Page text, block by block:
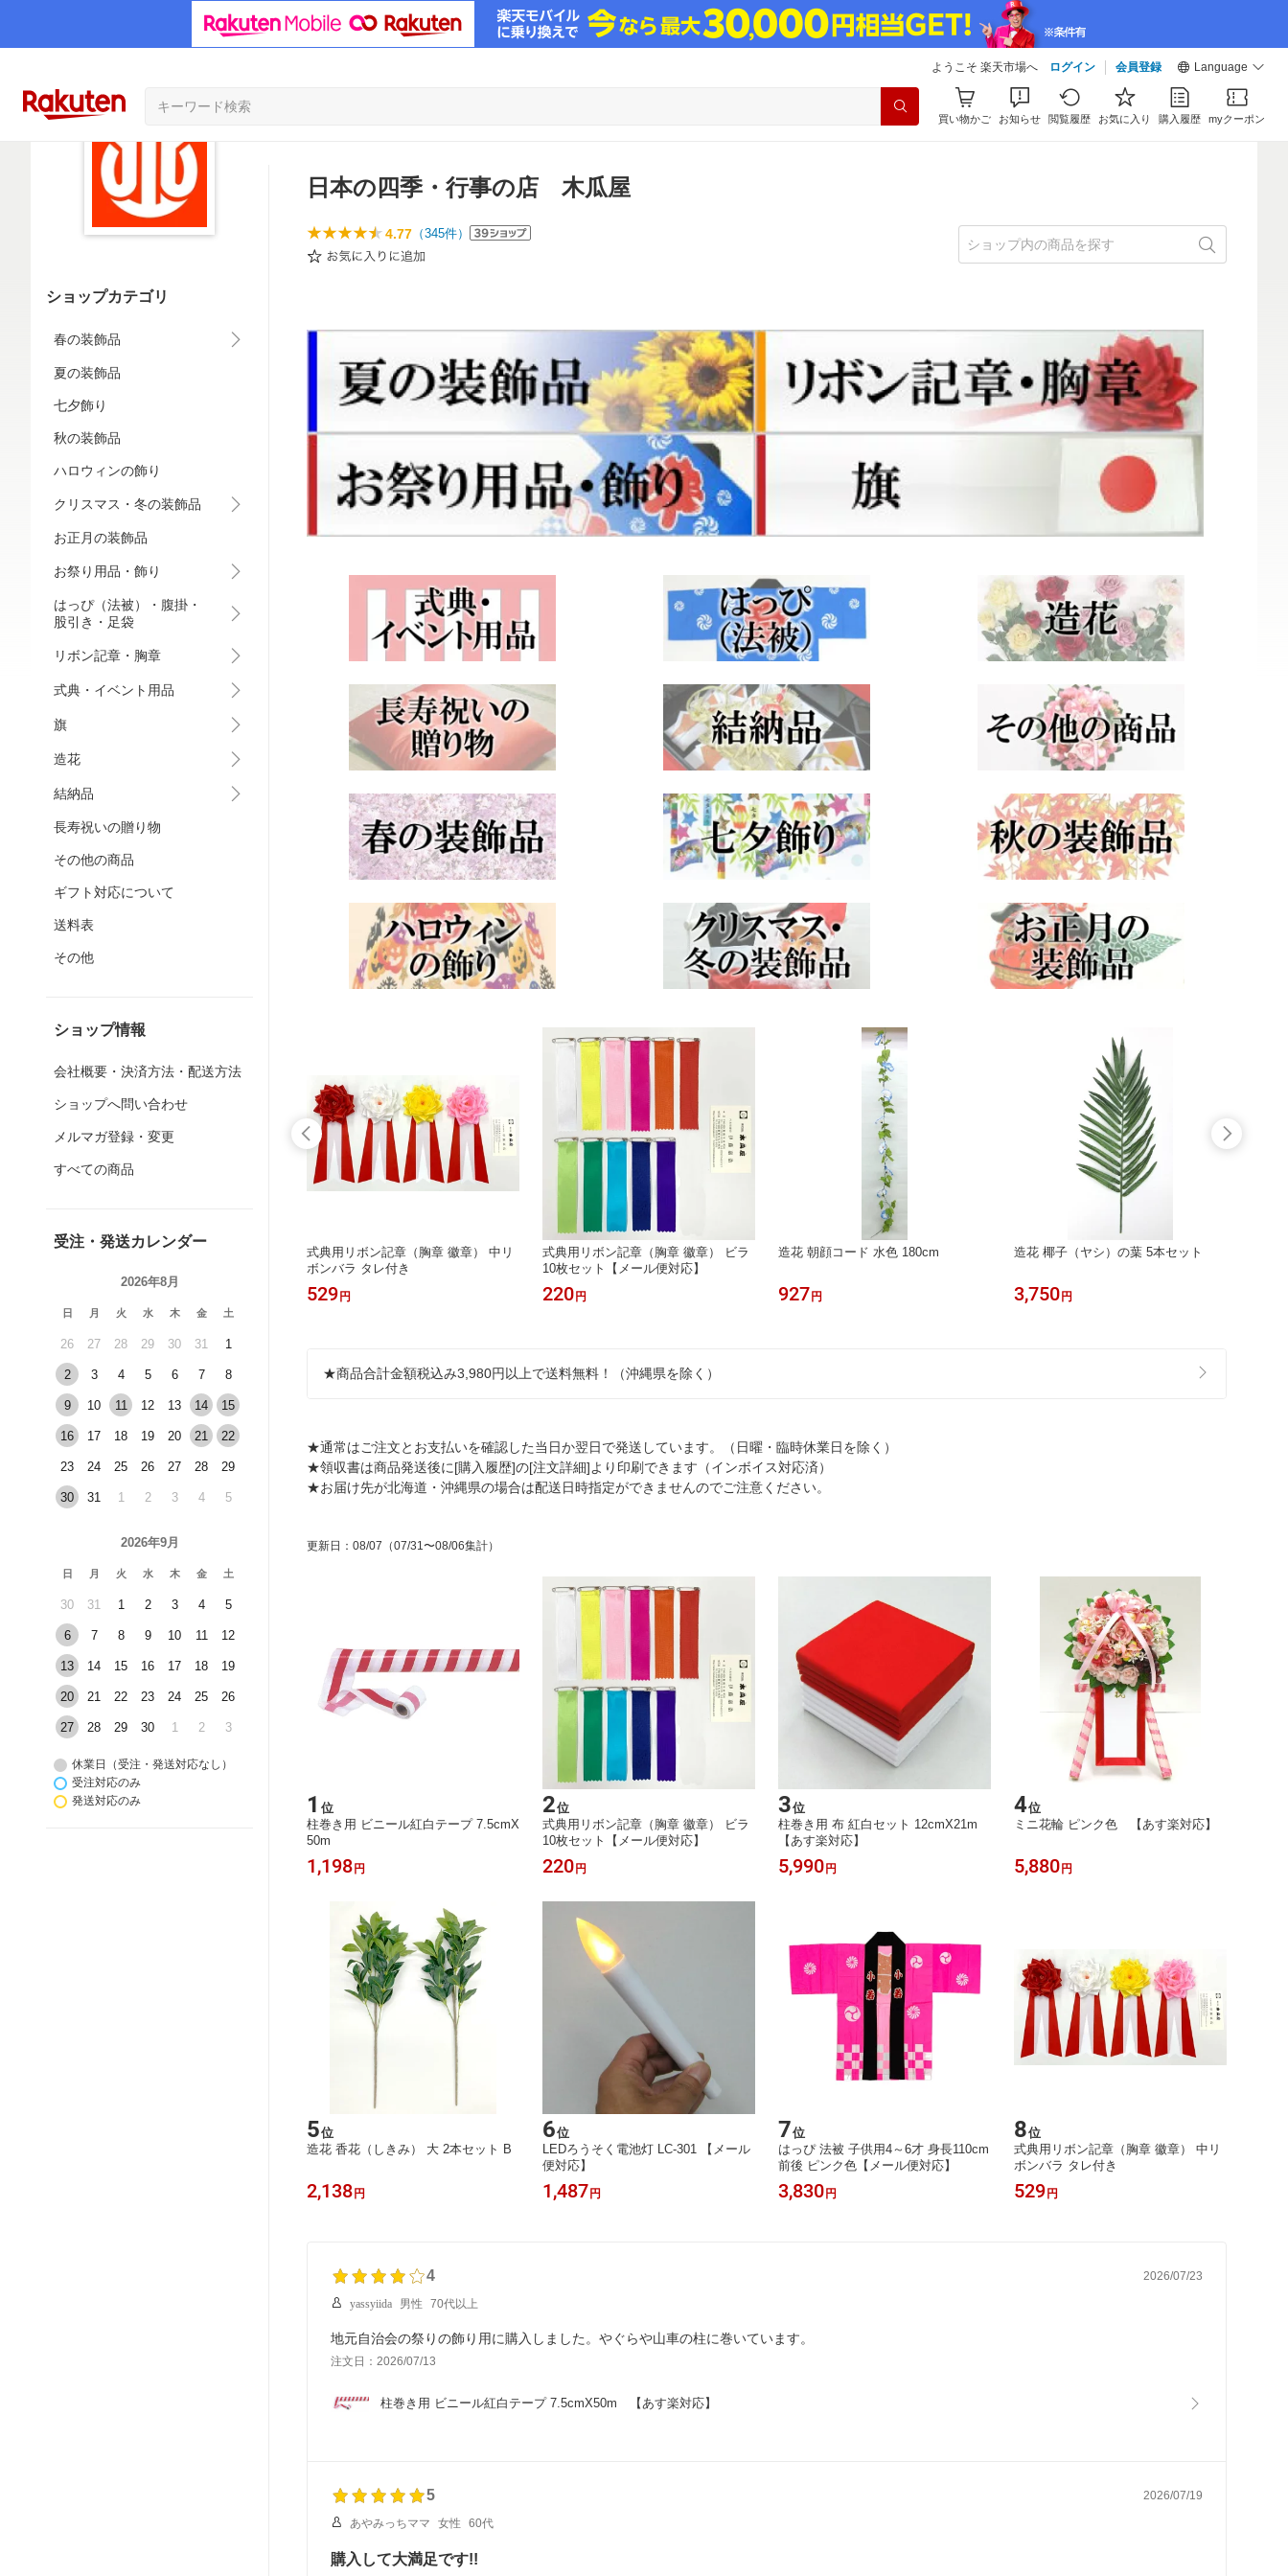
ようこそ 楽天市場へ ログイン 会員登録 Language
買い物かご お知らせ 閲覧履歴 お気に入り 購入履歴 myクーポン
ショップカテゴリ
春の装飾品
夏の装飾品
七夕飾り
秋の装飾品
ハロウィンの飾り
クリスマス・冬の装飾品
お正月の装飾品
お祭り用品・飾り
はっぴ（法被）・腹掛・
股引き・足袋
リボン記章・胸章
式典・イベント用品
旗
造花
結納品
長寿祝いの贈り物
その他の商品
ギフト対応について
送料表
その他
ショップ情報
会社概要・決済方法・配送方法
ショップへ問い合わせ
メルマガ登録・変更
すべての商品
受注・発送カレンダー
2026年8月
日 月 火 水 木 金 土
26 27 28 29 30 31 1
2 3 4 5 6 7 8
9 10 11 12 13 14 15
16 17 18 19 20 21 22
23 24 25 26 27 28 29
30 31 1 2 3 4 5
2026年9月
日 月 火 水 木 金 土
30 31 1 2 3 4 5
6 7 8 9 10 11 12
13 14 15 16 17 18 19
20 21 22 23 24 25 26
27 28 29 30 1 2 3
休業日（受注・発送対応なし）
受注対応のみ
発送対応のみ
日本の四季・行事の店 木瓜屋
4.77 （345件）
ペナント（トロフィー用リボン） 小
式典用リボン記章（胸章 徽章） 中リ
ボンバラ タレ付き
529円
式典用リボン記章（胸章 徽章） ビラ
10枚セット【メール便対応】
220円
造花 朝顔コード 水色 180cm
927円
造花 椰子（ヤシ）の葉 5本セット
3,750円
★商品合計金額税込み3,980円以上で送料無料！（沖縄県を除く）
★通常はご注文とお支払いを確認した当日か翌日で発送しています。（日曜・臨時休業日を除く）
★領収書は商品発送後に[購入履歴]の[注文詳細]より印刷できます（インボイス対応済）
★お届け先が北海道・沖縄県の場合は配送日時指定ができませんのでご注意ください。
更新日 ： 08/07 （07/31〜08/06集計）
1 位
柱巻き用 ビニール紅白テープ 7.5cmX
50m
1,198円
2位
式典用リボン記章（胸章 徽章） ビラ
10枚セット【メール便対応】
220円
3位
柱巻き用 布 紅白セット 12cmX21m
【あす楽対応】
5,990円
4位
ミニ花輪 ピンク色 【あす楽対応】
5,880円
5位
造花 香花（しきみ） 大 2本セット B
2,138円
6位
LEDろうそく電池灯 LC-301 【メール
便対応】
1,487円
7位
はっぴ 法被 子供用4～6才 身長110cm
前後 ピンク色【メール便対応】
3,830円
8位
式典用リボン記章（胸章 徽章） 中リ
ボンバラ タレ付き
529円
4 2026/07/23
yassyiida 男性 70代以上
地元自治会の祭りの飾り用に購入しました。やぐらや山車の柱に巻いています。
注文日：2026/07/13
柱巻き用 ビニール紅白テープ 7.5cmX50m　【あす楽対応】
5 2026/07/19
あやみっちママ 女性 60代
購入して大満足です!!